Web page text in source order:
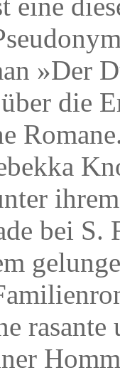
eine
»Der
die
bei
rasante